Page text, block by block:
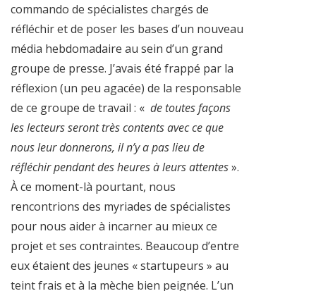
commando de spécialistes chargés de
réfléchir et de poser les bases d’un nouveau
média hebdomadaire au sein d’un grand
groupe de presse. J’avais été frappé par la
réflexion (un peu agacée) de la responsable
de ce groupe de travail : « de toutes façons
les lecteurs seront très contents avec ce que
nous leur donnerons, il n’y a pas lieu de
réfléchir pendant des heures à leurs attentes».
À ce moment-là pourtant, nous
rencontrions des myriades de spécialistes
pour nous aider à incarner au mieux ce
projet et ses contraintes. Beaucoup d’entre
eux étaient des jeunes « startupeurs » au
teint frais et à la mèche bien peignée. L’un